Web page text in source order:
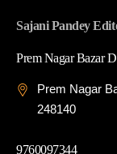
Sajani Pandey
Prem Nagar Bazar
Prem Nagar
248140
9760097344